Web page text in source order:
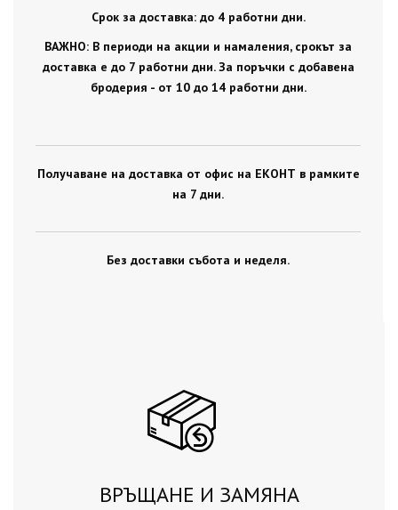
Срок за доставка: до 4 работни дни.
ВАЖНО: В периоди на акции и намаления, срокът за
доставка е до 7 работни дни. За поръчки с добавена
бродерия - от 10 до 14 работни дни.
Получаване на доставка от офис на ЕКОНТ в рамките
на 7 дни.
Без доставки събота и неделя.
ВРЪЩАНЕ И ЗАМЯНА